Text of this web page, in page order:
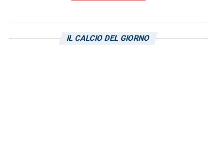
IL CALCIO DEL GIORNO